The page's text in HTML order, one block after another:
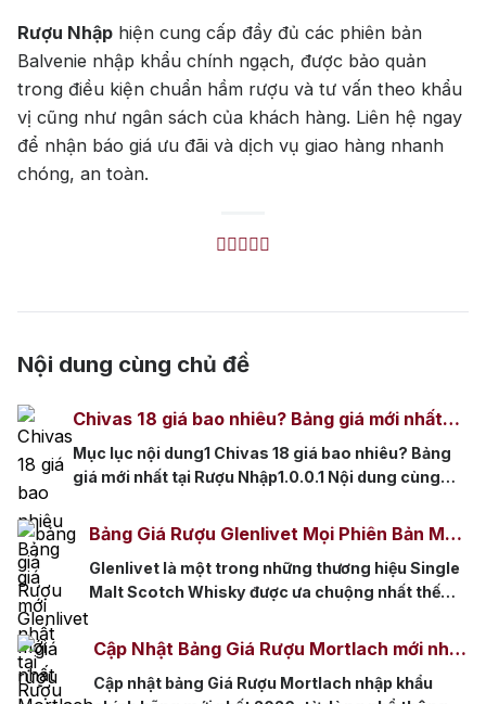
Rượu Nhập hiện cung cấp đầy đủ các phiên bản
Balvenie nhập khẩu chính ngạch, được bảo quản
trong điều kiện chuẩn hầm rượu và tư vấn theo khẩu
vị cũng như ngân sách của khách hàng. Liên hệ ngay
để nhận báo giá ưu đãi và dịch vụ giao hàng nhanh
chóng, an toàn.
Nội dung cùng chủ đề
Chivas 18 giá bao nhiêu? Bảng giá mới nhất
tại Rượu Nhập
Mục lục nội dung1 Chivas 18 giá bao nhiêu? Bảng
giá mới nhất tại Rượu Nhập1.0.0.1 Nội dung cùng
Nhập1.2 2. Vì sao giá Chivas 18 có nhiều mức khác
nhau?1.2.1 2.1. Phiên bản ảnh hưởng trực tiếp đến
giá1.2.2 2.2. Dung tích 700ml […]
Bảng Giá Rượu Glenlivet Mọi Phiên Bản Mới
Nhất 2026
Glenlivet là một trong những thương hiệu Single
Malt Scotch Whisky được ưa chuộng nhất thế
kế sang trọng, Glenlivet phù hợp với cả người
mới bắt đầu lẫn người đã có kinh nghiệm thưởng
thức. Tuy nhiên, do Glenlivet có nhiều phiên bản
Cập Nhật Bảng Giá Rượu Mortlach mới nhất
2026 phân loại theo dòng
Cập nhật bảng Giá Rượu Mortlach nhập khẩu